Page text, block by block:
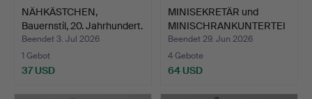
NÄHKÄSTCHEN,
Bauernstil, 20. Jahrhundert.
Beendet 3. Jul 2026
1 Gebot
37 USD
MINISEKRETÄR und
MINISCHRANKUNTERTEI
L, ant…
Beendet 29. Jun 2026
4 Gebote
64 USD